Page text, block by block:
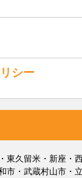
シー
東久留米・新座・
市・武蔵村山市・